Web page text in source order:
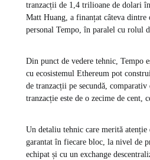
tranzacții de 1,4 trilioane de dolari
Matt Huang, a finanțat câteva
personal Tempo, în paralel cu rolul
Din punct de vedere tehnic,
cu ecosistemul Ethereum pot
de tranzacții pe secundă,
tranzacție este de o zecime de
Un detaliu tehnic care merită atenție
garantat în fiecare bloc, la nivel de
echipat și cu un exchange